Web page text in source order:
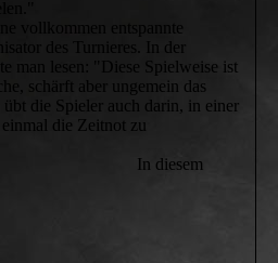
entspannte
des Turnieres. In der
man lesen: "Diese Spielweise ist
schärft aber ungemein das
übt die Spieler auch darin, in einer
die Zeitnot zu